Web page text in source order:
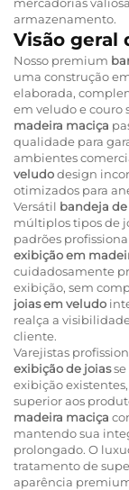
armazenamento.
Visão geral
Nosso premium
uma construção
elaborada,
em veludo e couro
madeira maciça
qualidade para
ambientes
veludodesign
otimizados para
Versátil bandeja
múltiplos tipos de
padrões
exibição em
cuidadosamente
exibição, sem
joias em veludo
realça a
cliente.
Varejistas
exibição de joias
exibição
superior aos
madeira maciça
mantendo sua
prolongado. O
tratamento de
aparência